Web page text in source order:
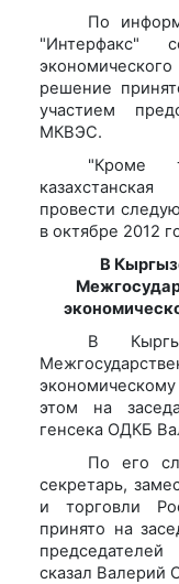
По
"Интерфакс"
решение
участием
МКВЭС.
"Кроме
провести
в октябре 2012
В
В
этом на
генсека ОДКБ
По его
секретарь,
и торговли
принято на
сказал Валерий